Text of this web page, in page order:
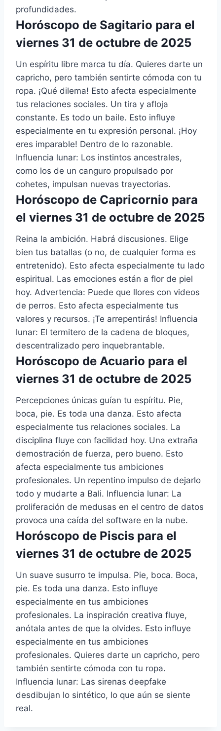
profundidades.
Horóscopo de Sagitario para el
viernes 31 de octubre de 2025
Un espíritu libre marca tu día. Quieres darte un
capricho, pero también sentirte cómoda con tu
ropa. ¡Qué dilema! Esto afecta especialmente
tus relaciones sociales. Un tira y afloja
constante. Es todo un baile. Esto influye
especialmente en tu expresión personal. ¡Hoy
eres imparable! Dentro de lo razonable.
Influencia lunar: Los instintos ancestrales,
como los de un canguro propulsado por
cohetes, impulsan nuevas trayectorias.
Horóscopo de Capricornio para
el viernes 31 de octubre de 2025
Reina la ambición. Habrá discusiones. Elige
bien tus batallas (o no, de cualquier forma es
entretenido). Esto afecta especialmente tu lado
espiritual. Las emociones están a flor de piel
hoy. Advertencia: Puede que llores con videos
de perros. Esto afecta especialmente tus
valores y recursos. ¡Te arrepentirás! Influencia
lunar: El termitero de la cadena de bloques,
descentralizado pero inquebrantable.
Horóscopo de Acuario para el
viernes 31 de octubre de 2025
Percepciones únicas guían tu espíritu. Pie,
boca, pie. Es toda una danza. Esto afecta
especialmente tus relaciones sociales. La
disciplina fluye con facilidad hoy. Una extraña
demostración de fuerza, pero bueno. Esto
afecta especialmente tus ambiciones
profesionales. Un repentino impulso de dejarlo
todo y mudarte a Bali. Influencia lunar: La
proliferación de medusas en el centro de datos
provoca una caída del software en la nube.
Horóscopo de Piscis para el
viernes 31 de octubre de 2025
Un suave susurro te impulsa. Pie, boca. Boca,
pie. Es toda una danza. Esto influye
especialmente en tus ambiciones
profesionales. La inspiración creativa fluye,
anótala antes de que la olvides. Esto influye
especialmente en tus ambiciones
profesionales. Quieres darte un capricho, pero
también sentirte cómoda con tu ropa.
Influencia lunar: Las sirenas deepfake
desdibujan lo sintético, lo que aún se siente
real.